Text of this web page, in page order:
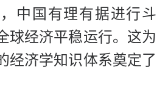
中国有理有据进行斗
球经济平稳运行。这为
经济学知识体系奠定了